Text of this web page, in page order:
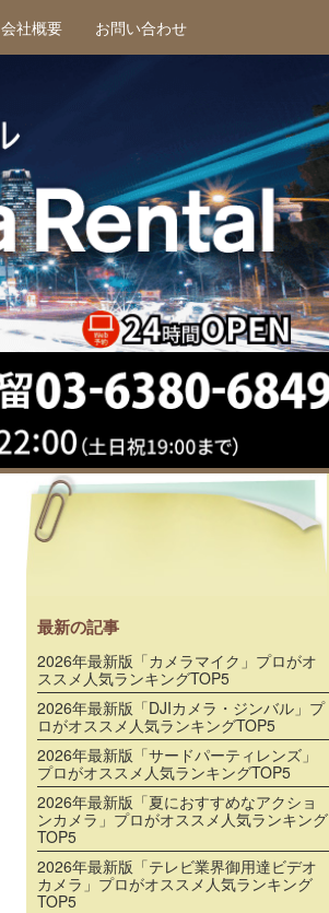
会社概要 お問い合わせ
最新の記事
2026年最新版「カメラマイク」プロがオ
ススメ人気ランキングTOP5
2026年最新版「DJIカメラ・ジンバル」プ
ロがオススメ人気ランキングTOP5
2026年最新版「サードパーティレンズ」
プロがオススメ人気ランキングTOP5
2026年最新版「夏におすすめなアクショ
ンカメラ」プロがオススメ人気ランキング
TOP5
2026年最新版「テレビ業界御用達ビデオ
カメラ」プロがオススメ人気ランキング
TOP5